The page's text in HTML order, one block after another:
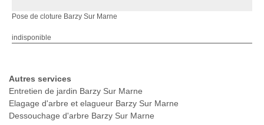
Pose de cloture Barzy Sur Marne
indisponible
Autres services
Entretien de jardin Barzy Sur Marne
Elagage d'arbre et elagueur Barzy Sur Marne
Dessouchage d'arbre Barzy Sur Marne